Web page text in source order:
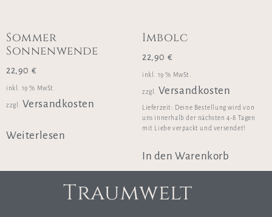
Sommer
Sonnenwende
22,90 €
inkl. 19 % MwSt.
zzgl. Versandkosten
Weiterlesen
Imbolc
22,90 €
inkl. 19 % MwSt.
zzgl. Versandkosten
Lieferzeit: Deine Bestellung wird von
uns innerhalb der nächsten 4-8 Tagen
mit Liebe verpackt und versendet!
In den Warenkorb
Traumwelt